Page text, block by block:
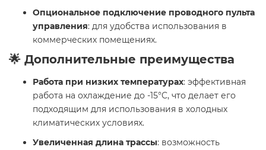
Опциональное подключение проводного пульта
управления: для удобства использования в
коммерческих помещениях.
🌟 Дополнительные преимущества
Работа при низких температурах: эффективная
работа на охлаждение до -15°C, что делает его
подходящим для использования в холодных
климатических условиях.
Увеличенная длина трассы: возможность